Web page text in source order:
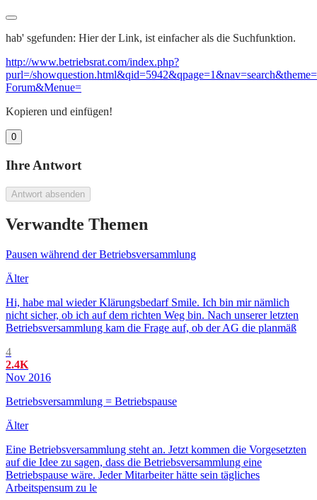
hab' sgefunden: Hier der Link, ist einfacher als die Suchfunktion.
http://www.betriebsrat.com/index.php?
purl=/
Forum&Menue=
Kopieren und einfügen!
0
Ihre Antwort
Antwort absenden
Verwandte Themen
Pausen während der Betriebsversammlung
Älter
Hi, habe mal wieder Klärungsbedarf Smile. Ich bin mir nämlich
nicht sicher, ob ich auf dem richten Weg bin. Nach unserer letzten
Betriebsversammlung kam die Frage auf, ob der AG die planmäß
4
2.4K
Nov 2016
Betriebsversammlung = Betriebspause
Älter
Eine Betriebsversammlung steht an. Jetzt kommen die Vorgesetzten
auf die Idee zu sagen, dass die Betriebsversammlung eine
Betriebspause wäre. Jeder Mitarbeiter hätte sein tägliches
Arbeitspensum zu le